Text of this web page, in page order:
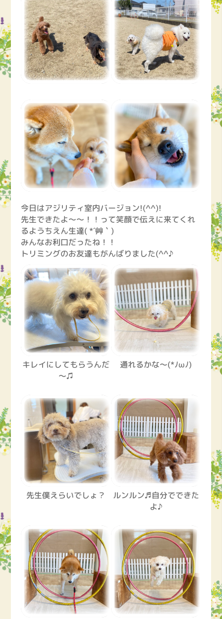
今日はアジリティ室内バージョン!(^^)!
先生できたよ～～！！って笑顔で伝えに来てくれ
るようちえん生達( *´艸｀)
みんなお利口だったね！！
トリミングのお友達もがんばりました(^^♪
キレイにしてもらうんだ
～♫
通れるかな～(*ﾉωﾉ)
先生僕えらいでしょ？
ルンルン♬自分でできた
よ♪